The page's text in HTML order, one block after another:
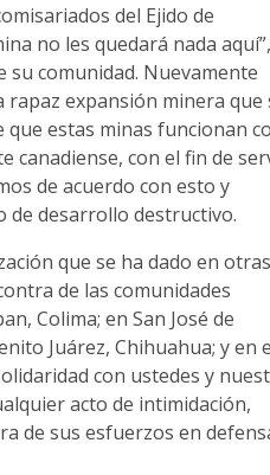
del Ejido de
no les quedará nada aquí”,
comunidad. Nuevamente
expansión minera que
estas minas funcionan
canadiense, con el fin de
de acuerdo con esto y
de desarrollo destructivo.
que se ha dado en otras
de las comunidades
Colima; en San José de
Juárez, Chihuahua; y en
con ustedes y
acto de intimidación,
de sus esfuerzos en